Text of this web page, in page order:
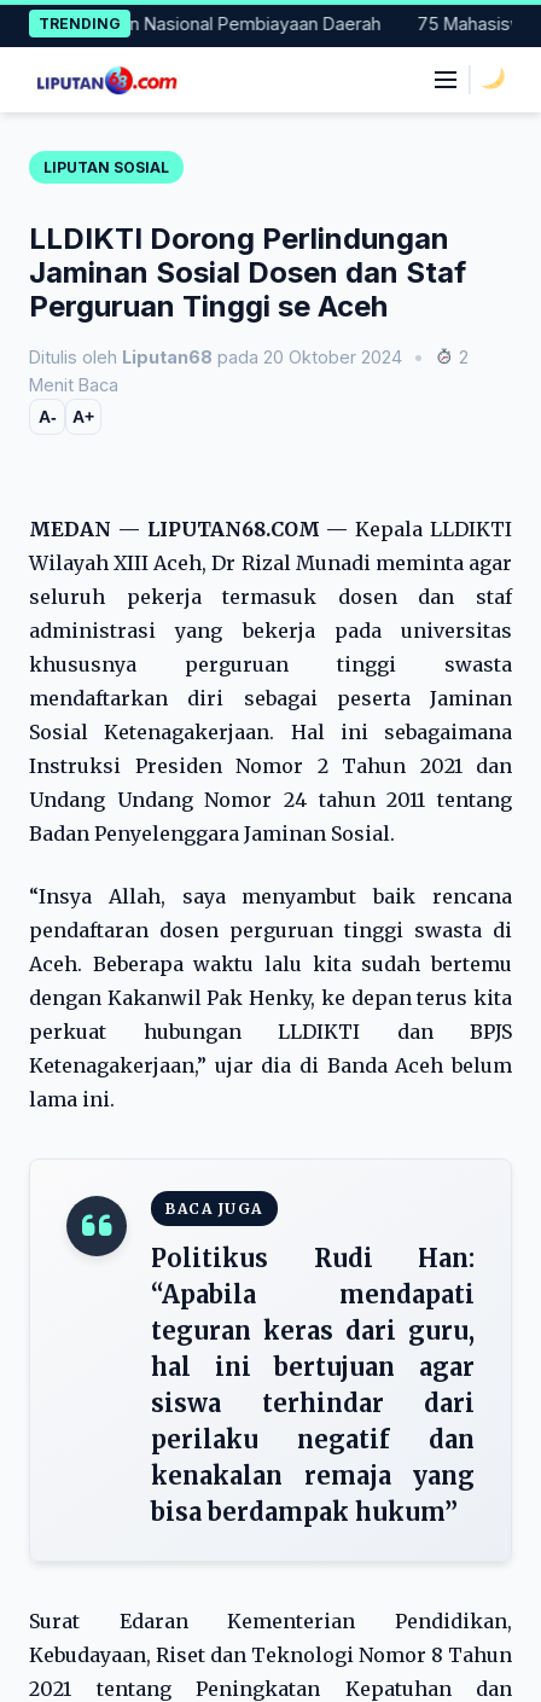
Skip
to
content
TRENDINGNasional Pembiayaan Daerah 75 Mahasiswa
LIPUTAN SOSIAL
LLDIKTI Dorong Perlindungan
Jaminan Sosial Dosen dan Staf
Perguruan Tinggi se Aceh
Ditulis oleh Liputan68 pada 20 Oktober 2024 •
2
Menit Baca
A- A+
MEDAN — LIPUTAN68.COM — Kepala LLDIKTI
Wilayah XIII Aceh, Dr Rizal Munadi meminta agar
seluruh pekerja termasuk dosen dan staf
administrasi yang bekerja pada universitas
khususnya perguruan tinggi swasta
mendaftarkan diri sebagai peserta Jaminan
Sosial Ketenagakerjaan. Hal ini sebagaimana
Instruksi Presiden Nomor 2 Tahun 2021 dan
Undang Undang Nomor 24 tahun 2011 tentang
Badan Penyelenggara Jaminan Sosial.
“Insya Allah, saya menyambut baik rencana
pendaftaran dosen perguruan tinggi swasta di
Aceh. Beberapa waktu lalu kita sudah bertemu
dengan Kakanwil Pak Henky, ke depan terus kita
perkuat hubungan LLDIKTI dan BPJS
Ketenagakerjaan,” ujar dia di Banda Aceh belum
lama ini.
BACA JUGA
Politikus Rudi Han:
“Apabila mendapati
teguran keras dari guru,
hal ini bertujuan agar
siswa terhindar dari
perilaku negatif dan
kenakalan remaja yang
bisa berdampak hukum”
Surat Edaran Kementerian Pendidikan,
Kebudayaan, Riset dan Teknologi Nomor 8 Tahun
2021 tentang Peningkatan Kepatuhan dan